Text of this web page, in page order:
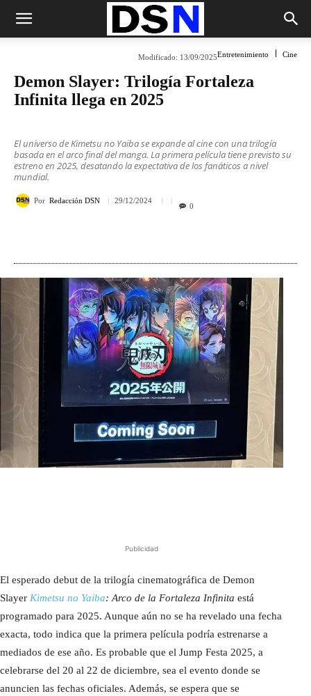
Entretenimiento Cine
Modificado: 13/09/2025
Demon Slayer: Trilogía Fortaleza
Infinita llega en 2025
El universo de Kimetsu no Yaiba se expande al cine con una trilogía
basada en el arco final del manga. La primera película tiene previsto su
estreno en 2025, desatando la expectativa de los fanáticos a nivel
mundial.
Por Redacción DSN 29/12/2024
0
Publicidad
El esperado debut de la trilogía cinematográfica de Demon
Slayer Kimetsu no Yaiba: Arco de la Fortaleza Infinita está
programado para 2025. Aunque aún no se ha revelado una fecha
exacta, todo indica que la primera película podría estrenarse a
mediados de ese año. Es probable que el Jump Festa 2025, a
celebrarse del 20 al 22 de diciembre, sea el evento donde se
anuncien las fechas oficiales. Además, se espera que se